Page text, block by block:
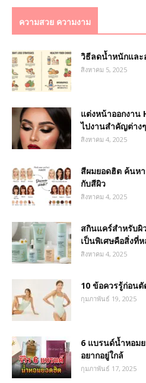
ความสวย ความงาม
วิธีลดน้ำหนักและ
สิงหาคม 5, 2025
แต่งหน้าออกงาน
ไปงานสำคัญต่างๆ
สิงหาคม 4, 2025
สีผมยอดฮิต ค้นห
กับสีผิว
สิงหาคม 4, 2025
สกินแคร์สำหรับผิ
เป็นพิเศษคือสิ่งที่
สิงหาคม 4, 2025
10 ข้อควรรู้ก่อน
กุมภาพันธ์ 19, 2025
6 แบรนด์น้ำหอม
อยากอยู่ใกล้
กุมภาพันธ์ 17, 2025